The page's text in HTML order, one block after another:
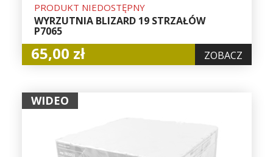
PRODUKT NIEDOSTĘPNY
WYRZUTNIA BLIZARD 19 STRZAŁÓW
P7065
65,00 zł ZOBACZ
WIDEO